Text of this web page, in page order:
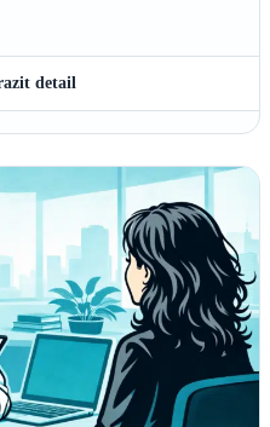
detail